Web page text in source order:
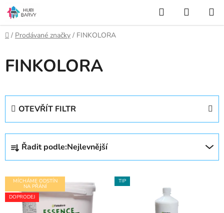
Přejít
na
obsah
Hledat
KOŠÍK
Domů
/ Prodávané značky / FINKOLORA
FINKOLORA
OTEVŘÍT FILTR
Ř
z
e
n
í
Řadit podle:Nejlevnější
V
ý
p
MÍCHÁME ODSTÍN
NA PŘÁNÍ
DOPRODEJ
TIP